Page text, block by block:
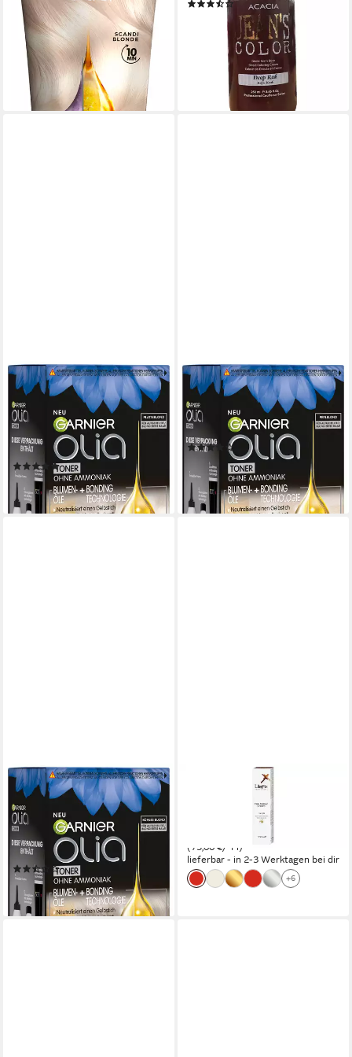
5,99 € UVP6,99 €
(39,93 €/ 1 l)
-14%
lieferbar - in 5-6 Werktagen bei dir
(7)
UVP12,99 €
(3,80 €/ 100 ml)
lieferbar - in 3-4 Werktagen bei dir
+3
GARNIER
Haartönung GARNIER OLIA,
zur Neutralisierung eines
unerwünschten Gelbstichs,
mit Gel-Textur
(1)
7,99 €
lieferbar - in 1-2 Werktagen bei dir
GARNIER
Haartönung Garnier Olia
Toner, Gel-Textur, vegane
Formel, ohne Ammoniak
7,99 €
lieferbar - in 1-2 Werktagen bei dir
GARNIER
Haartönung Garnier Olia
Toner, mit Intensivtönung für
bis zu 16 Haarwäschen,
vegane Formel
(3)
7,99 €
lieferbar - in 1-2 Werktagen bei dir
Haarfarbe Color Cream 100
ml - verschiedene Töne
(75,00 €/ 1 l)
lieferbar - in 2-3 Werktagen bei dir
+6